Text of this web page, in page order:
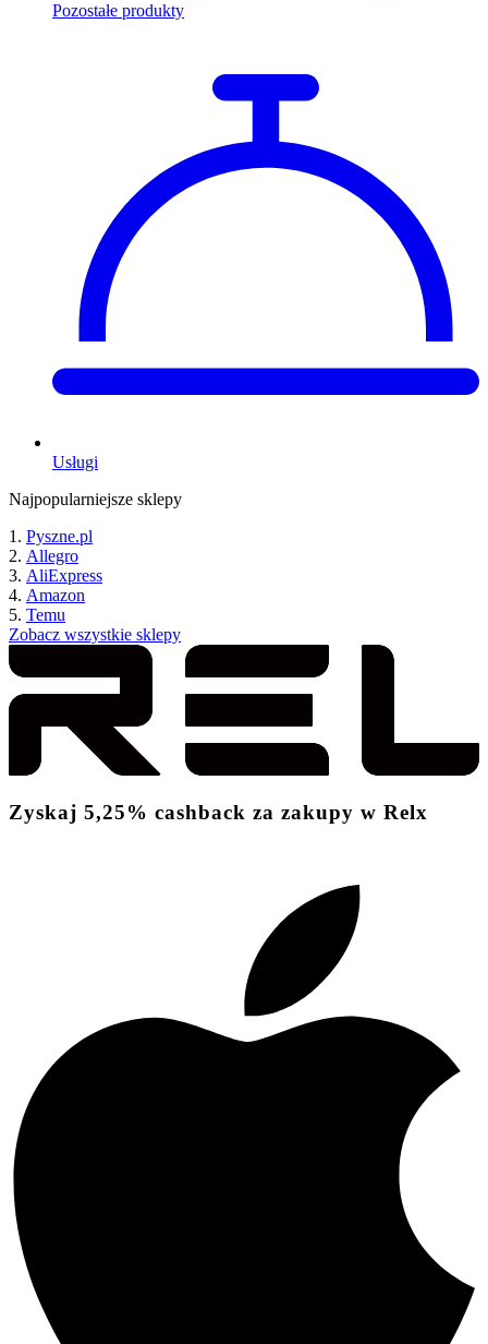
Pozostałe produkty
Usługi
Najpopularniejsze sklepy
Pyszne.pl
Allegro
AliExpress
Amazon
Temu
Zobacz wszystkie sklepy
Zyskaj 5,25% cashback za zakupy w Relx